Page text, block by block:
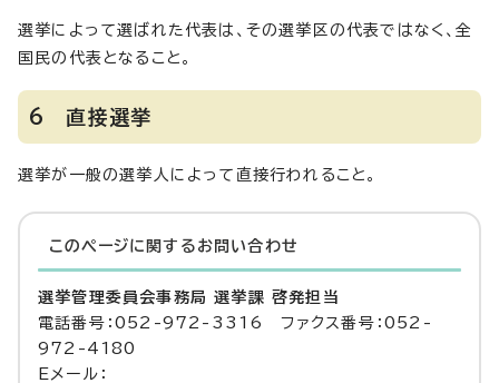
選挙によって選ばれた代表は、その選挙区の代表ではなく、全
国民の代表となること。
6 直接選挙
選挙が一般の選挙人によって直接行われること。
このページに関する お問い合わせ
選挙管理委員会事務局 選挙課 啓発担当
電話番号：052-972-3316 ファクス番号：052-
972-4180
Eメール：